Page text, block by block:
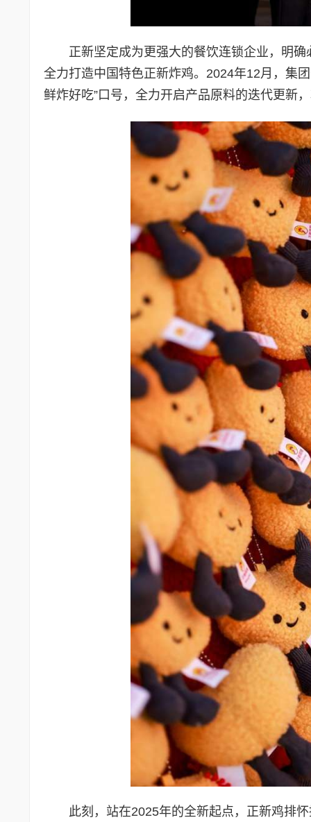
正新坚定成为更强大的餐饮连锁企业，明
全力打造中国特色正新炸鸡。2024年12月，集
鲜炸好吃”口号，全力开启产品原料的迭代更新
此刻，站在2025年的全新起点，正新鸡排